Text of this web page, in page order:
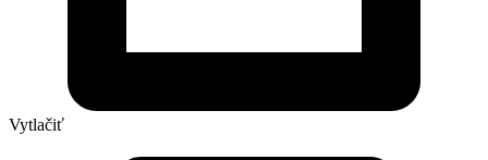
Vytlačiť